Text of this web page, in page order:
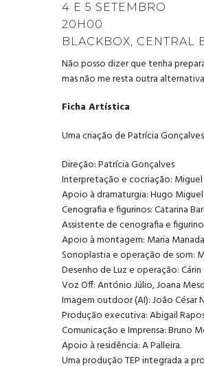
4 E 5 SETEMBRO
20H00
BLACKBOX, CENTRAL
Não posso dizer que tenha
mas não me resta outra
Ficha Artística
Uma criação de Patrícia
Direção: Patrícia Gonçalves
Interpretação e cocriação: Miguel
Apoio à dramaturgia: Hugo
Cenografia e figurinos: Catarina
Assistente de cenografia e
Apoio à montagem: Maria
Sonoplastia e operação de som:
Desenho de Luz e operação: Cárin
Voz Off: António Júlio, Joana
Imagem outdoor (AI): João César
Produção executiva: Abigail
Comunicação e Imprensa: Bruno
Apoio à residência: A Palleira.
Uma produção TEP integrada a